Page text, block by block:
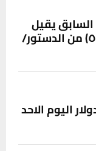
السابق يقيل
رئيس البرلمان خارج نص المادة (٥٢) من الدستور/
اليوم الاحد